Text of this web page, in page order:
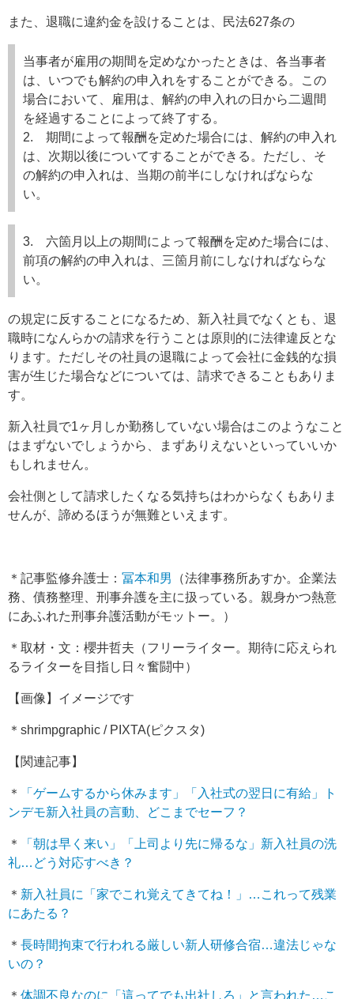
また、退職に違約金を設けることは、民法627条の
当事者が雇用の期間を定めなかったときは、各当事者
は、いつでも解約の申入れをすることができる。この
場合において、雇用は、解約の申入れの日から二週間
を経過することによって終了する。
2. 期間によって報酬を定めた場合には、解約の申入れ
は、次期以後についてすることができる。ただし、そ
の解約の申入れは、当期の前半にしなければならな
い。
3. 六箇月以上の期間によって報酬を定めた場合には、
前項の解約の申入れは、三箇月前にしなければならな
い。
の規定に反することになるため、新入社員でなくとも、退
職時になんらかの請求を行うことは原則的に法律違反とな
ります。ただしその社員の退職によって会社に金銭的な損
害が生じた場合などについては、請求できることもありま
す。
新入社員で1ヶ月しか勤務していない場合はこのようなこと
はまずないでしょうから、まずありえないといっていいか
もしれません。
会社側として請求したくなる気持ちはわからなくもありま
せんが、諦めるほうが無難といえます。
＊記事監修弁護士： 冨本和男
（法律事務所あすか。企業法
務、債務整理、刑事弁護を主に扱っている。親身かつ熱意
にあふれた刑事弁護活動がモットー。）
＊取材・文：櫻井哲夫（フリーライター。期待に応えられ
るライターを目指し日々奮闘中）
【画像】イメージです
＊shrimpgraphic / PIXTA(ピクスタ)
【関連記事】
＊
「ゲームするから休みます」「入社式の翌日に有給」ト
ンデモ新入社員の言動、どこまでセーフ？
＊
「朝は早く来い」「上司より先に帰るな」新入社員の洗
礼…どう対応すべき？
＊ 新入社員に「家でこれ覚えてきてね！」…これって残業
にあたる？
＊ 長時間拘束で行われる厳しい新人研修合宿…違法じゃな
いの？
＊ 体調不良なのに「這ってでも出社しろ」と言われた…こ